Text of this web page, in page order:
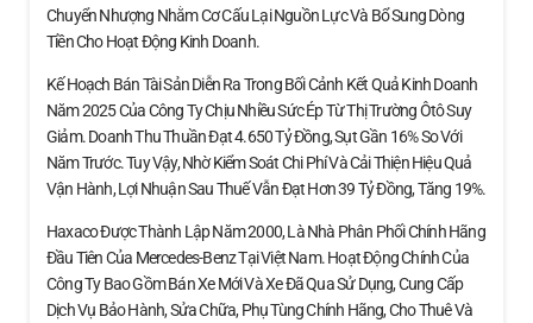
Chuyển Nhượng Nhằm Cơ Cấu Lại Nguồn Lực Và Bổ Sung Dòng
Tiền Cho Hoạt Động Kinh Doanh.
Kế Hoạch Bán Tài Sản Diễn Ra Trong Bối Cảnh Kết Quả Kinh Doanh
Năm 2025 Của Công Ty Chịu Nhiều Sức Ép Từ Thị Trường Ôtô Suy
Giảm. Doanh Thu Thuần Đạt 4.650 Tỷ Đồng, Sụt Gần 16% So Với
Năm Trước. Tuy Vậy, Nhờ Kiểm Soát Chi Phí Và Cải Thiện Hiệu Quả
Vận Hành, Lợi Nhuận Sau Thuế Vẫn Đạt Hơn 39 Tỷ Đồng, Tăng 19%.
Haxaco Được Thành Lập Năm 2000, Là Nhà Phân Phối Chính Hãng
Đầu Tiên Của Mercedes-Benz Tại Việt Nam. Hoạt Động Chính Của
Công Ty Bao Gồm Bán Xe Mới Và Xe Đã Qua Sử Dụng, Cung Cấp
Dịch Vụ Bảo Hành, Sửa Chữa, Phụ Tùng Chính Hãng, Cho Thuê Và